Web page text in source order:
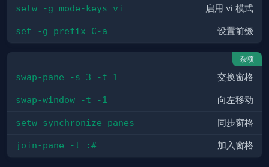
setw -g mode-keys vi 启用 vi 模式
set -g prefix C-a 设置前缀
杂项
swap-pane -s 3 -t 1 交换窗格
swap-window -t -1 向左移动
setw synchronize-panes 同步窗格
join-pane -t :# 加入窗格